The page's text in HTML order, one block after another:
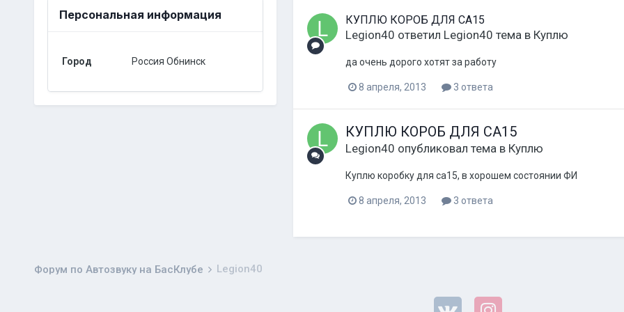
Персональная информация
Город Россия Обнинск
КУПЛЮ КОРОБ ДЛЯ СА15
Legion40 ответил Legion40 тема в Куплю
да очень дорого хотят за работу
8 апреля, 2013 3 ответа
КУПЛЮ КОРОБ ДЛЯ СА15
Legion40 опубликовал тема в Куплю
Куплю коробку для са15, в хорошем состоянии ФИ
8 апреля, 2013 3 ответа
Форум по Автозвуку на БасКлубе Legion40